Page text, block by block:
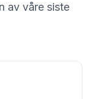
av våre siste